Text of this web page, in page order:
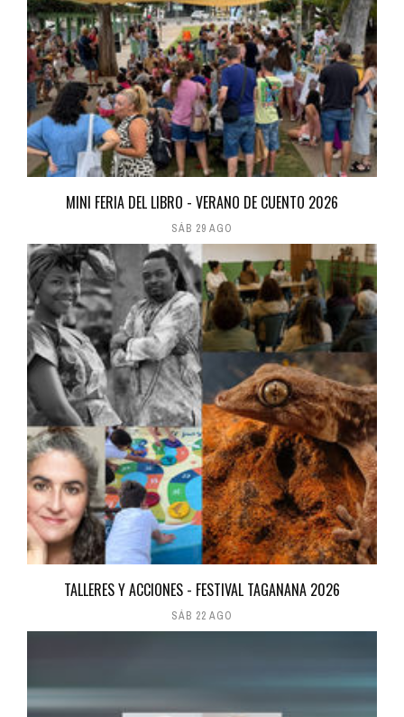
MINI FERIA DEL LIBRO - VERANO DE CUENTO 2026
SÁB 29 AGO
TALLERES Y ACCIONES - FESTIVAL TAGANANA 2026
SÁB 22 AGO